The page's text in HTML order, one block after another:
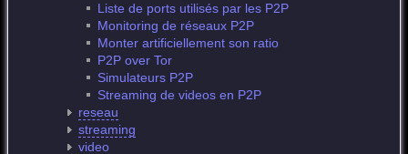
Liste de ports utilisés par les P2P
Monitoring de réseaux P2P
Monter artificiellement son ratio
P2P over Tor
Simulateurs P2P
Streaming de videos en P2P
reseau
streaming
video